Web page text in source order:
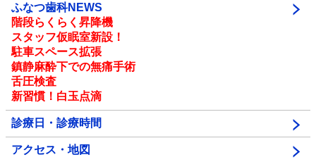
ふなつ歯科NEWS
階段らくらく昇降機
スタッフ仮眠室新設！
駐車スペース拡張
鎮静麻酔下での無痛手術
舌圧検査
新習慣！白玉点滴
診療日・診療時間
アクセス・地図